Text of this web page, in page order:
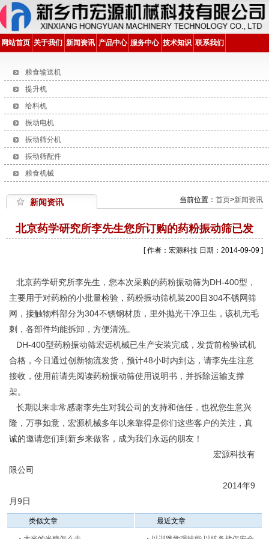
网站首页 关于我们 新闻资讯 产品中心 服务中心 技术知识 联系我们
粮食输送机
提升机
给料机
振动电机
振动筛分机
振动筛配件
粮食机械
新闻资讯 当前位置： 首页>新闻资讯
北京药学研究所李先生您所订购的药粉振动筛已发
[ 作者：宏源科技 日期：2014-09-09 ]
北京药学研究所李先生，您本次采购的药粉振动筛为DH-400型，
主要用于对药粉的小批量检验，药粉振动筛机装200目304不锈网筛
网，接触物料部分为304不锈钢材质，里外抛光干净卫生，该机无毛
刺，各部件均能拆卸，方便清洗。
DH-400型药粉振动筛宏远机械已生产安装完成，发货前检验试机
合格，今日通过创新物流发货，预计48小时内到达，请李先生注意
接收，使用前请先阅读药粉振动筛使用说明书，并拆除运输支撑
架。
长期以来非常感谢李先生对我公司的支持和信任，也祝您生意兴
隆，万事如意，宏源机械多年以来靠得是你们这些客户的关注，真
诚的邀请您们到新乡来做客，成为我们永远的朋友！
宏源科技有
限公司
2014年9
月9日
类似文章 最近文章